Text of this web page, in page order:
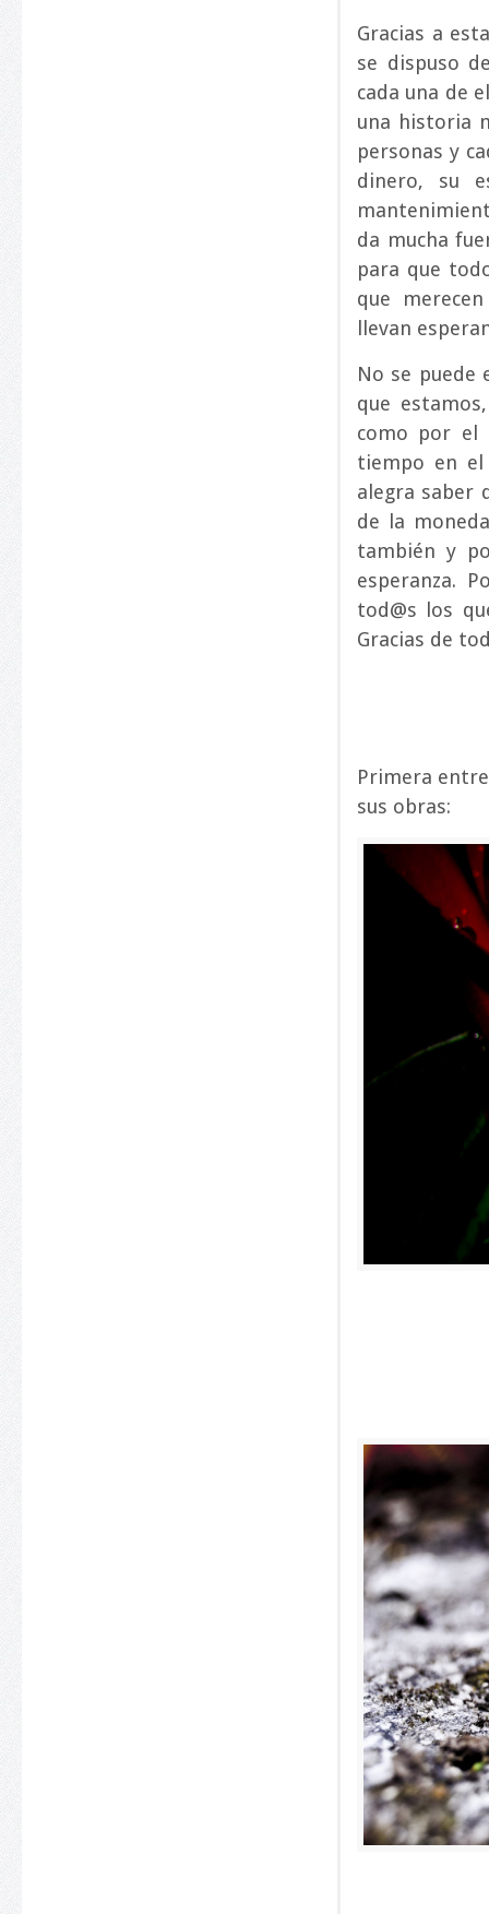
Gracias a
se dispuso
cada una de
una historia
personas y
dinero, su
da mucha
para que
que
llevan
No se puede
que
como por el
tiempo en el
alegra saber
de la
también y
esperanza.
tod@s los
Gracias de
Primera
sus obras: